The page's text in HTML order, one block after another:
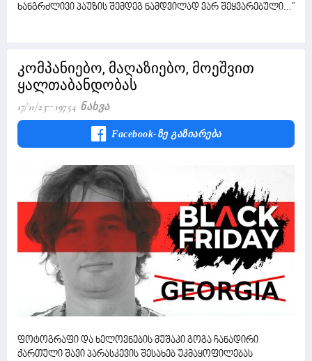
ხანგრძლივი პაუზის შემდეგ ნამდვილად ვარ შეყვარებული...''
კომპანიებო, მაღაზიებო, მოეშვით
ყალთაბანდობას
17/11/23 19754 Ნახვა
Facebook-Ზე Გაზიარება
ფოტოგრაფი და ხელოვნების მუშაკი გოგა ჩანადირი
ქართული შავი პარასკევის შესახებ უკმაყოფილებას